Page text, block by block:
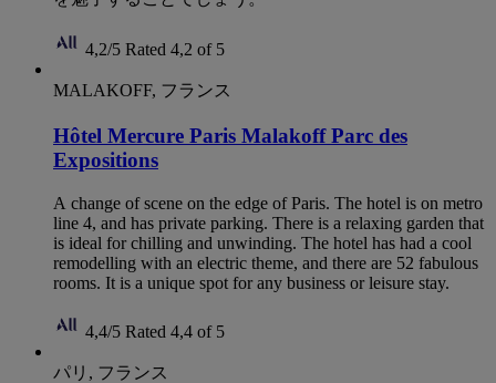
4,2/5 Rated 4,2 of 5
MALAKOFF, フランス
Hôtel Mercure Paris Malakoff Parc des
Expositions
A change of scene on the edge of Paris. The hotel is on metro
line 4, and has private parking. There is a relaxing garden that
is ideal for chilling and unwinding. The hotel has had a cool
remodelling with an electric theme, and there are 52 fabulous
rooms. It is a unique spot for any business or leisure stay.
4,4/5 Rated 4,4 of 5
パリ, フランス